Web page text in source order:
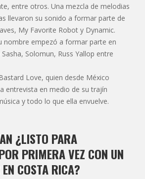
entre otros. Una mezcla de melodias
llevaron su sonido a formar parte de
My Favorite Robot y Dynamic.
nombre empezó a formar parte en
Solomun, Russ Yallop entre
Love, quien desde México
entrevista en medio de su trajín
y todo lo que ella envuelve.
¿LISTO PARA
PRIMERA VEZ CON UN
COSTA RICA?